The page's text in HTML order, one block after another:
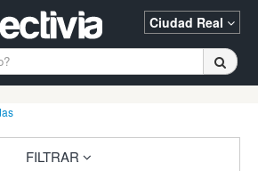
Ciudad Real
15:00)
Burgos Donostia
FILTRAR